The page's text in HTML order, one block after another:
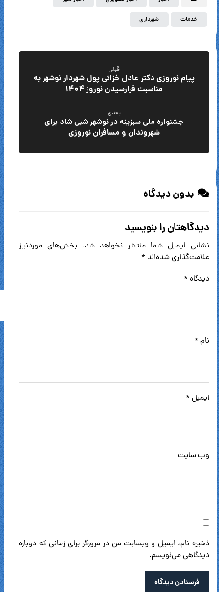
خدمات شهرداری
قبلی
پیام نوروزی دکتر عادل خزائی پول شهردار نوشهر به
مناسبت فرارسیدن نوروز ۱۴۰۴
بعدی
جشنواره ملی سبزینه در نوشهر شبی شاد برای
شهروندان و مسافران نوروزی
بدون دیدگاه
دیدگاهتان را بنویسید
نشانی ایمیل شما منتشر نخواهد شد. بخش‌های موردنیاز
علامت‌گذاری شده‌اند *
دیدگاه *
نام *
ایمیل *
وب‌ سایت
ذخیره نام، ایمیل و وبسایت من در مرورگر برای زمانی که دوباره
دیدگاهی می‌نویسم.
فرستادن دیدگاه